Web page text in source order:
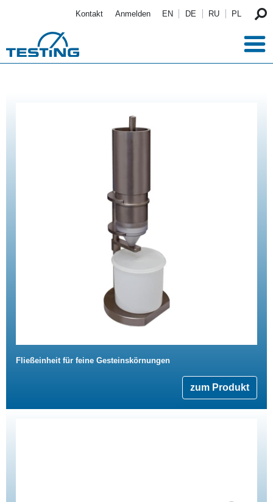
Kontakt Anmelden EN DE RU PL
Fließeinheit für feine Gesteinskörnungen
zum Produkt